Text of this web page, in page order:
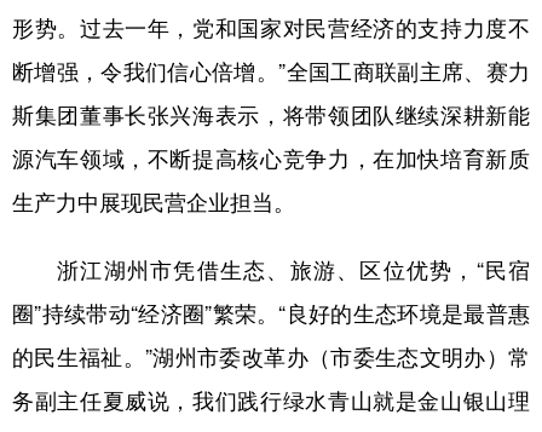
形势。过去一年，党和国家对民营经济的支持力度不
断增强，令我们信心倍增。”全国工商联副主席、赛力
斯集团董事长张兴海表示，将带领团队继续深耕新能
源汽车领域，不断提高核心竞争力，在加快培育新质
生产力中展现民营企业担当。
浙江湖州市凭借生态、旅游、区位优势，“民宿
圈”持续带动“经济圈”繁荣。“良好的生态环境是最普惠
的民生福祉。”湖州市委改革办（市委生态文明办）常
务副主任夏威说，我们践行绿水青山就是金山银山理